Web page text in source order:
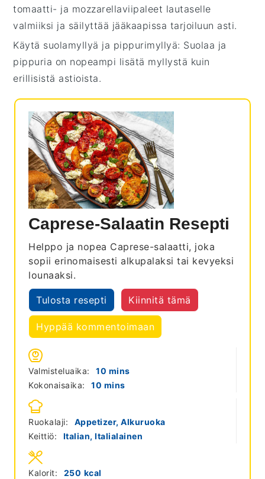
tomaatti- ja mozzarellaviipaleet lautaselle
valmiiksi ja säilyttää jääkaapissa tarjoiluun asti.
Käytä suolamyllyä ja pippurimyllyä: Suolaa ja
pippuria on nopeampi lisätä myllystä kuin
erillisistä astioista.
Caprese-Salaatin Resepti
Helppo ja nopea Caprese-salaatti, joka
sopii erinomaisesti alkupalaksi tai kevyeksi
lounaaksi.
Tulosta resepti Kiinnitä tämä
Hyppää kommentoimaan
Valmisteluaika: 10 minutes
mins
Kokonaisaika:
10 minutes
mins
Ruokalaji:
Appetizer, Alkuruoka
Keittiö:
Italian, Italialainen
Kalorit: 250 kcal